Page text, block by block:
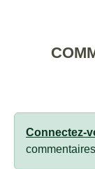
Connectez-